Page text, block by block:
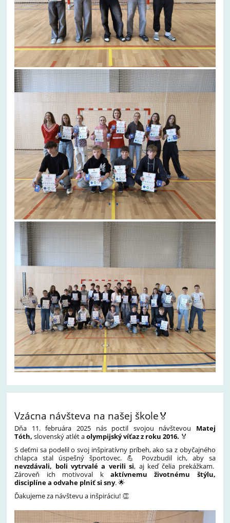
Vzácna návšteva na našej škole🏅
Dňa 11. februára 2025 nás poctil svojou návštevou Matej
Tóth, slovenský atlét aolympijský víťaz z roku 2016. 🏅
S deťmi sa podelil o svoj inšpiratívny príbeh, ako sa z obyčajného
chlapca stal úspešný športovec. 💪 Povzbudil ich, aby sa
nevzdávali, boli vytrvalé a verili si, aj keď čelia prekážkam.
Zároveň ich motivoval k aktívnemu životnému štýlu,
disciplíne a odvahe plniť si sny. 🌟
Ďakujeme za návštevu a inšpiráciu! 👏